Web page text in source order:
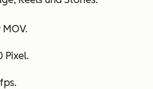
MOV.
Pixel.